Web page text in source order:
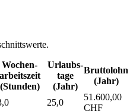
Wochen­
arbeitszeit
(Stunden)
Urlaubs­
tage
(Jahr)
Bruttolohn
(Jahr)
25,0
51.600,00
CHF